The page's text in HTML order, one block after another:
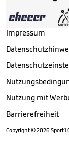
Impressum
Nutzung mit
Barrierefreiheit
Copyright ©2026 Sport1